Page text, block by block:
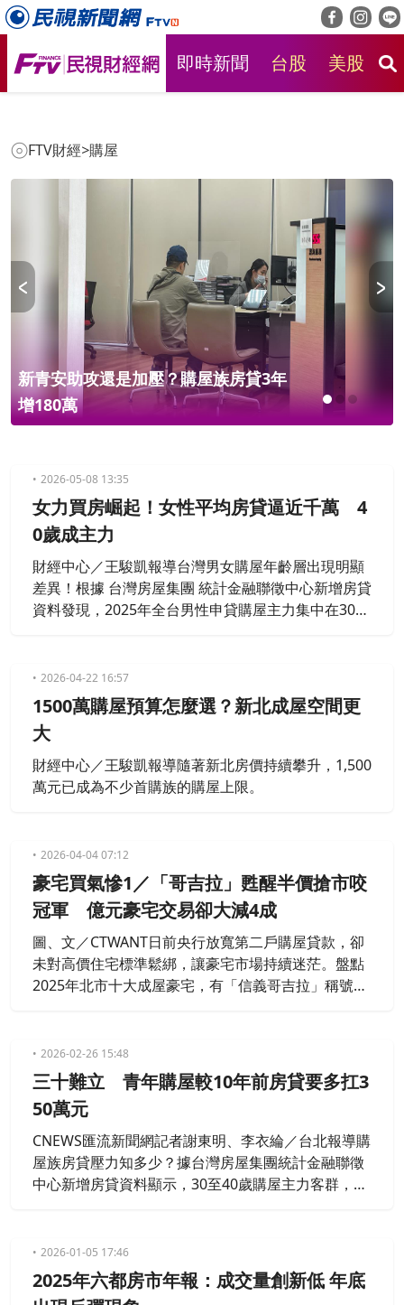
即時新聞 台股 美股
FTV財經>購屋
安助攻還是加壓？購屋族房貸3年
萬
易增
2026-05-08 13:35
女力買房崛起！女性平均房貸逼近千萬 4
0歲成主力
財經中心／王駿凱報導台灣男女購屋年齡層出現明顯
差異！根據 台灣房屋集團 統計金融聯徵中心新增房貸
資料發現，2025年全台男性申貸購屋主力集中在30至
2026-04-22 16:57
1500萬購屋預算怎麼選？新北成屋空間更
大
財經中心／王駿凱報導隨著新北房價持續攀升，1,500
萬元已成為不少首購族的購屋上限。
2026-04-04 07:12
豪宅買氣慘1／「哥吉拉」甦醒半價搶市咬
冠軍 億元豪宅交易卻大減4成
圖、文／CTWANT日前央行放寬第二戶購屋貸款，卻
未對高價住宅標準鬆綁，讓豪宅市場持續迷茫。盤點
2025年北市十大成屋豪宅，有「信義哥吉拉」稱號的
每坪364萬元成為2025年豪宅王。不過整體而言，去
年豪宅市場表現可以說是蒼白無力、缺少亮點，甚至
統計還發現，相較前一年度，億元豪宅交易大減4
成。
2026-02-26 15:48
三十難立 青年購屋較10年前房貸要多扛3
50萬元
CNEWS匯流新聞網記者謝東明、李衣綸／台北報導購
屋族房貸壓力知多少？據台灣房屋集團統計金融聯徵
中心新增房貸資料顯示，30至40歲購屋主力客群，20
2026-01-05 17:46
2025年六都房市年報：成交量創新低 年底